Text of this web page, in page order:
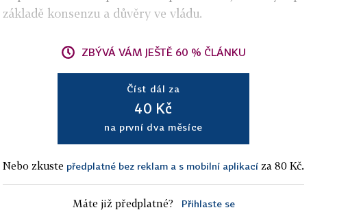
konsenzu a důvěry ve vládu.
ZBÝVÁ VÁM JEŠTĚ 60 % ČLÁNKU
Číst dál za
40 Kč
na první dva měsíce
Nebo zkuste předplatné bez reklam a s mobilní aplikací za 80 Kč.
Máte již předplatné? Přihlaste se